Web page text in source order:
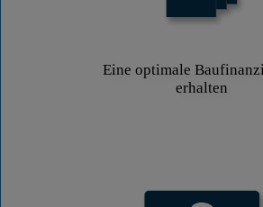
Eine optimale
erhalten